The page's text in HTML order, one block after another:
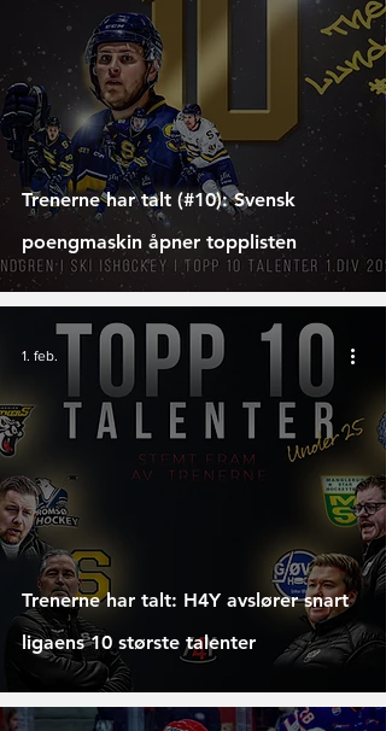
Trenerne har talt (#10): Svensk
poengmaskin åpner topplisten
Trenerne har talt: H4Y avslører snart
ligaens 10 største talenter
1. feb.